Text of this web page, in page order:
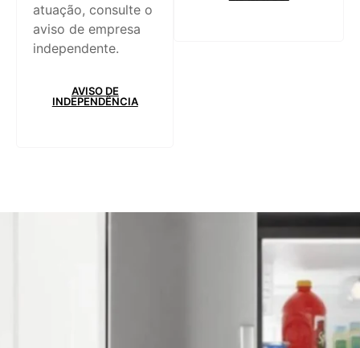
atuação, consulte o
aviso de empresa
independente.
AVISO DE
INDEPENDÊNCIA